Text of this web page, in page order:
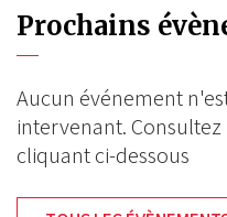
Prochains
Aucun événement
intervenant. Consultez
cliquant ci-dessous